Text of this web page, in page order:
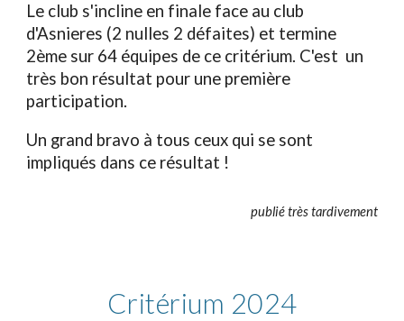
Le club s'incline en finale face au club
d'Asnieres (2 nulles 2 défaites) et termine
2ème sur 64 équipes de ce critérium. C'est un
très bon résultat pour une première
participation.
Un grand bravo à tous ceux qui se sont
impliqués dans ce résultat !
publiétrès tardivement
Critérium 2024